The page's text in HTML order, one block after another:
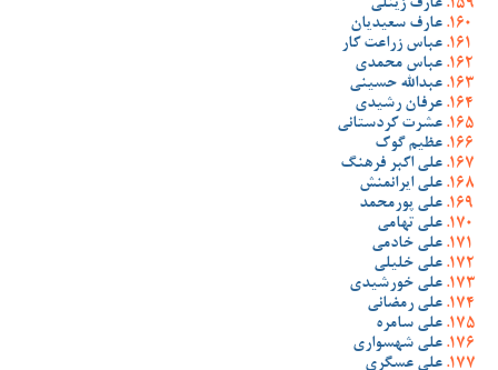
عارف زینلی
عارف سعیدیان
عباس زراعت کار
عباس محمدی
عبدالله حسینی
عرفان رشیدی
عشرت کردستانی
عظیم گوک
علی اکبر فرهنگ
علی ایرانمنش
علی پورمحمد
علی تهامی
علی خادمی
علی خلیلی
علی خورشیدی
علی رمضانی
علی سامره
علی شهسواری
علی عسگری